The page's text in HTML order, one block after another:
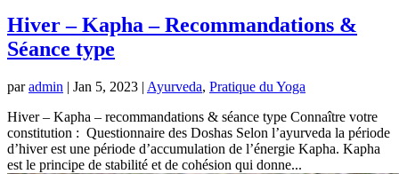
Hiver – Kapha – Recommandations &
Séance type
paradmin | Jan 5, 2023 | Ayurveda, Pratique du Yoga
Hiver – Kapha – recommandations & séance type Connaître votre
constitution : Questionnaire des Doshas Selon l’ayurveda la période
d’hiver est une période d’accumulation de l’énergie Kapha. Kapha
est le principe de stabilité et de cohésion qui donne...